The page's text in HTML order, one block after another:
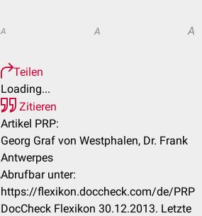
A A A
Teilen
Loading...
Zitieren
Artikel PRP:
Georg Graf von Westphalen, Dr. Frank
Antwerpes
Abrufbar unter:
https://flexikon.doccheck.com/de/PRP
DocCheck Flexikon 30.12.2013. Letzte